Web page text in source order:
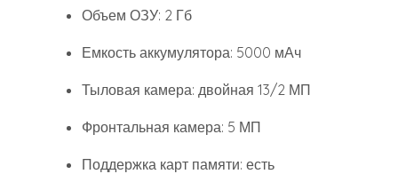
Объем ОЗУ: 2 Гб
Емкость аккумулятора: 5000 мАч
Тыловая камера: двойная 13/2 МП
Фронтальная камера: 5 МП
Поддержка карт памяти: есть